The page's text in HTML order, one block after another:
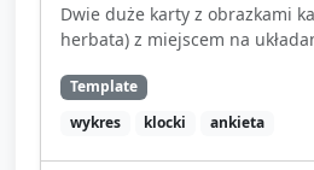
Dwie duże karty z obrazkami
herbata) z miejscem na
Template
wykres
klocki ankieta